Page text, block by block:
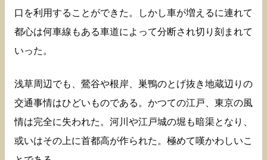
口を利用することができた。しかし車が増えるに連れて
都心は何車線もある車道によって分断され切り刻まれて
いった。
浅草周辺でも、鶯谷や根岸、巣鴨のとげ抜き地蔵辺りの
交通事情はひどいものである。かつての江戸、東京の風
情は完全に失われた。河川や江戸城の堀も暗渠となり、
或いはその上に首都高が作られた。極めて嘆かわしいこ